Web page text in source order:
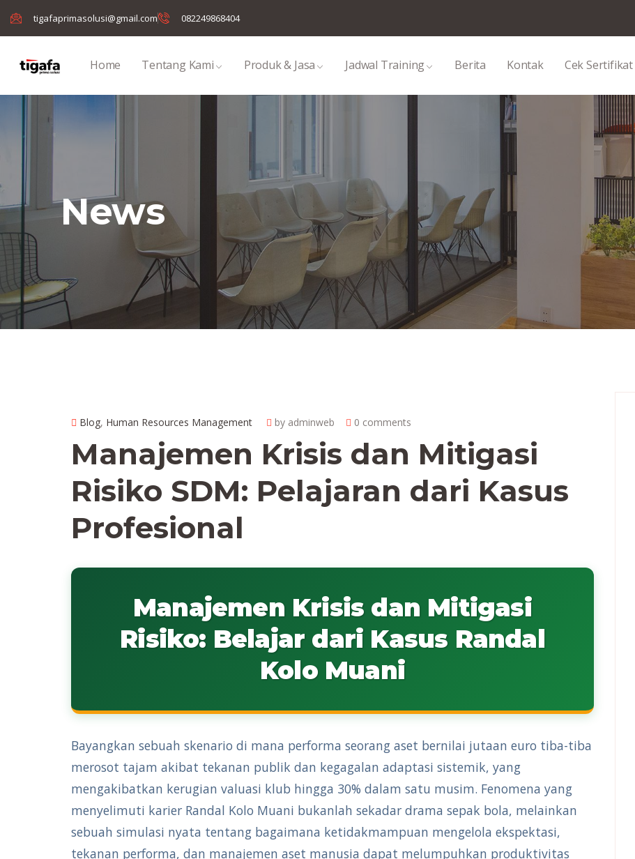
tigafaprimasolusi@gmail.com 082249868404
Home Tentang Kami Produk & Jasa Jadwal Training Berita Kontak Cek Sertifikat
News
Blog, Human Resources Management by adminweb 0 comments
Manajemen Krisis dan Mitigasi
Risiko SDM: Pelajaran dari Kasus
Profesional
Manajemen Krisis dan Mitigasi
Risiko: Belajar dari Kasus Randal
Kolo Muani
Bayangkan sebuah skenario di mana performa seorang aset bernilai jutaan euro tiba-tiba
merosot tajam akibat tekanan publik dan kegagalan adaptasi sistemik, yang
mengakibatkan kerugian valuasi klub hingga 30% dalam satu musim. Fenomena yang
menyelimuti karier Randal Kolo Muani bukanlah sekadar drama sepak bola, melainkan
sebuah simulasi nyata tentang bagaimana ketidakmampuan mengelola ekspektasi,
tekanan performa, dan manajemen aset manusia dapat melumpuhkan produktivitas